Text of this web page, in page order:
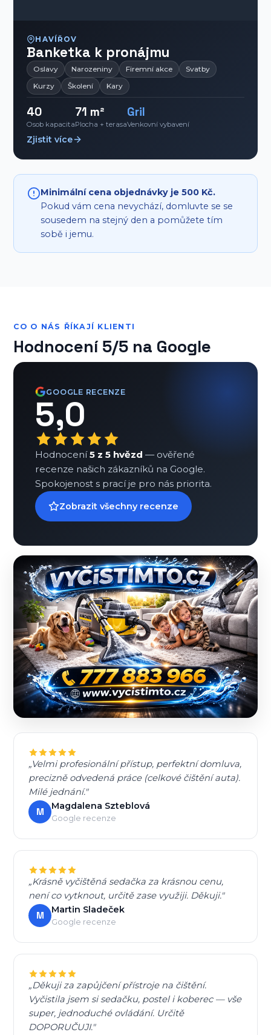
HAVÍŘOV
Banketka k pronájmu
Oslavy Narozeniny Firemní akce
Svatby
Kurzy
Školení Kary
40
Osob kapacita
71 m²
Plocha + terasa
Gril
Venkovní vybavení
Zjistit více
Minimální cena objednávky je 500 Kč.
Pokud vám cena nevychází, domluvte se se
sousedem na stejný den a pomůžete tím
sobě i jemu.
CO O NÁS ŘÍKAJÍ KLIENTI
Hodnocení 5/5 na Google
GOOGLE RECENZE
5,0
Hodnocení5 z 5 hvězd — ověřené
recenze našich zákazníků na Google.
Spokojenost s prací je pro nás priorita.
Zobrazit všechny recenze
„Velmi profesionální přístup, perfektní domluva,
precizně odvedená práce (celkové čištění auta).
Milé jednání."
M Magdalena Szteblová
Google recenze
„Krásně vyčištěná sedačka za krásnou cenu,
není co vytknout, určitě zase využiji. Děkuji."
M Martin Sladeček
Google recenze
„Děkuji za zapůjčení přístroje na čištění.
Vyčistila jsem si sedačku, postel i koberec — vše
super, jednoduché ovládání. Určitě
DOPORUČUJI."